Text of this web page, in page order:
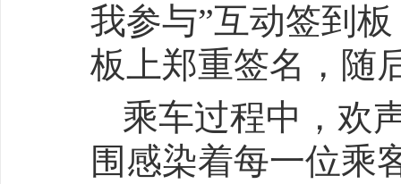
我参与”互动签到
板上郑重签名，随
乘车过程中，欢
围感染着每一位乘